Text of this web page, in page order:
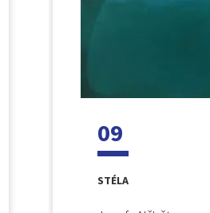
09
STÉLA